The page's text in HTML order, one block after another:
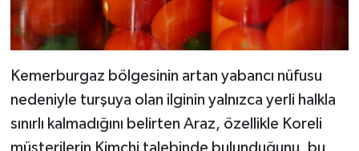
Kemerburgaz bölgesinin artan yabancı nüfusu
nedeniyle turşuya olan ilginin yalnızca yerli halkla
sınırlı kalmadığını belirten Araz, özellikle Koreli